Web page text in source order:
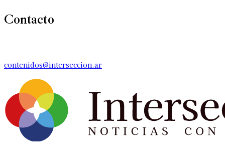
Contacto
contenidos@interseccion.ar